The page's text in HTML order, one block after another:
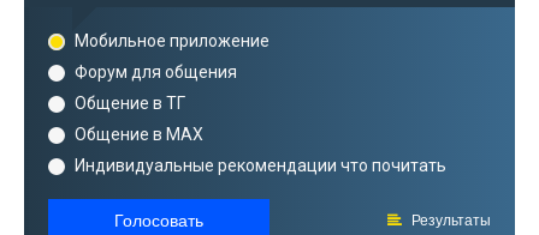
Мобильное приложение
Форум для общения
Общение в ТГ
Общение в MAX
Индивидуальные рекомендации что почитать
Голосовать Результаты